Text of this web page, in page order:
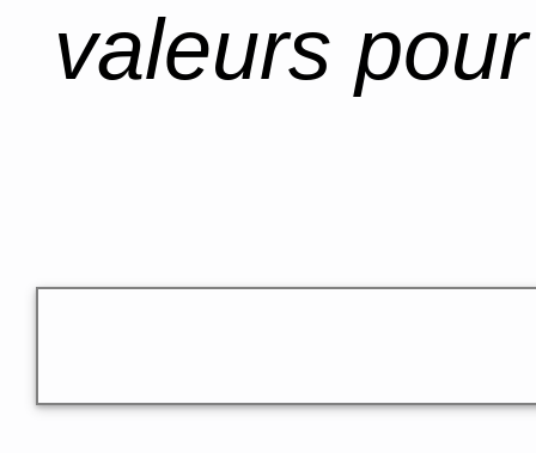
valeurs